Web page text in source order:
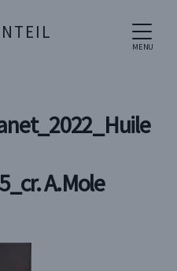
MENU
A.Mole